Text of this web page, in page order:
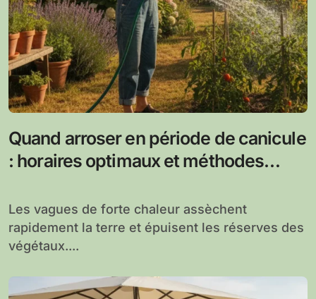
Quand arroser en période de canicule
: horaires optimaux et méthodes
Les vagues de forte chaleur assèchent
rapidement la terre et épuisent les réserves des
végétaux....